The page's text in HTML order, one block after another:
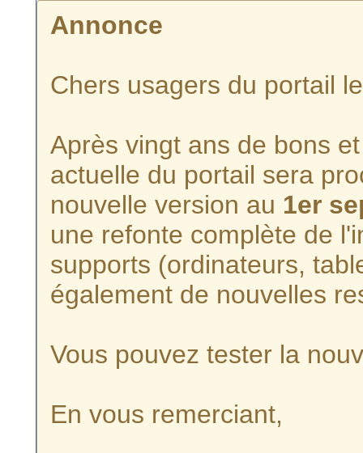
Annonce
Chers usagers du portail
Après vingt ans de bons
actuelle du portail sera
nouvelle version au 1er
une refonte complète de
supports (ordinateurs,
également de nouvelles
Vous pouvez tester la
En vous remerciant,